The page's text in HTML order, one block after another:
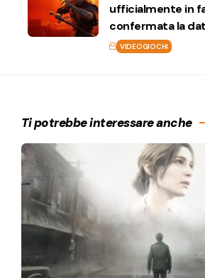
ufficialmente in
confermata la
VIDEOGIOCHI
Ti potrebbe interessare anche